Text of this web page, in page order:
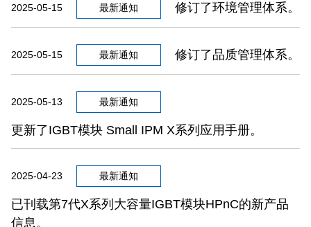
2025-05-15 最新通知 修订了环境管理体系。
2025-05-15 最新通知 修订了品质管理体系。
2025-05-13 最新通知
更新了IGBT模块 Small IPM X系列应用手册。
2025-04-23 最新通知
已刊载第7代X系列大容量IGBT模块HPnC的新产品
信息。